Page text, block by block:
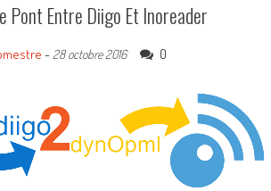
Pont Entre Diigo Et Inoreader
- 28 octobre 2016 0